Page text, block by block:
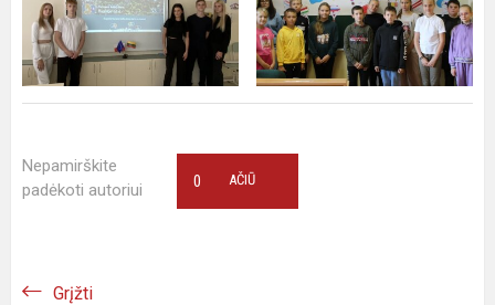
Nepamirškite
padėkoti autoriui
AČIŪ
0
Grįžti